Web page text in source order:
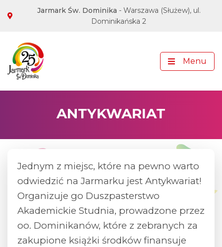
Adres JarmarkuJarmark Św. Dominika - Warszawa (Służew), ul.
Dominikańska 2
Menu
ANTYKWARIAT
Jednym z miejsc, które na pewno warto
odwiedzić na Jarmarku jest Antykwariat!
Organizuje go Duszpasterstwo
Akademickie Studnia, prowadzone przez
oo. Dominikanów, które z zebranych za
zakupione książki środków finansuje